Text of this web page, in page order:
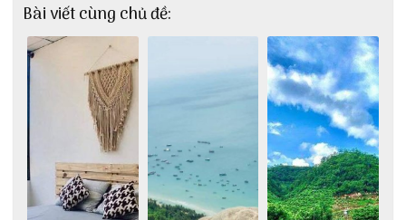
Bài viết cùng chủ đề: